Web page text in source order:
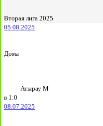
Вторая лига 2025
05.08.2025
Дома
Атырау М
в 1:0
08.07.2025